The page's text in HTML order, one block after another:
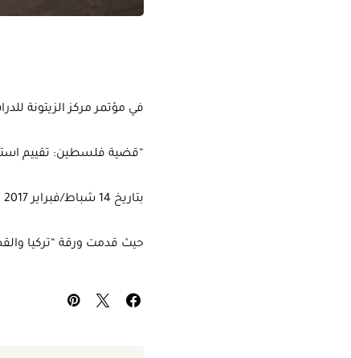
في مؤتمر مركز الزيتونة
“قضية فلسطين: تقييم استراتيجي 2016 – تقدير
بتاريخ 14 شباط/فبراير 2017
حيث قدمت ورقة “تركيا